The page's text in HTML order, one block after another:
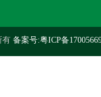
有 备案号:粤ICP备